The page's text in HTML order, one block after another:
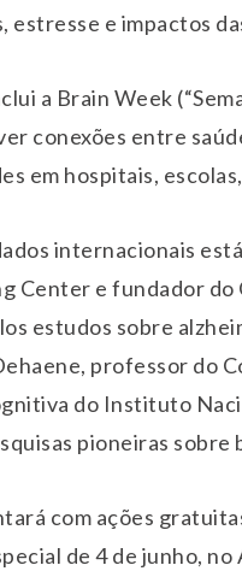
estresse e impactos
a Brain Week
conexões entre
em hospitais,
internacionais
Center e fundador
estudos sobre
professor do
do Instituto
pioneiras sobre
com ações
de 4 de junho,